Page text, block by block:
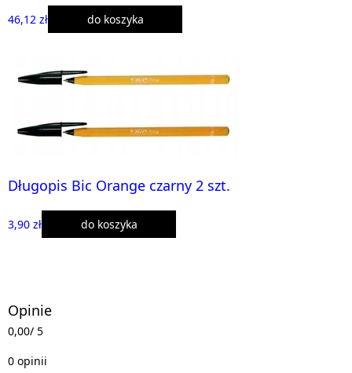
46,12 zł do koszyka
Długopis Bic Orange czarny 2 szt.
3,90 zł do koszyka
Opinie
0,00/ 5
0 opinii